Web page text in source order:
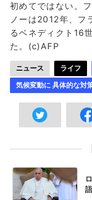
初めてではない。
ノーは2012年、フ
るベネディクト16
た。(c)AFP
ニュース ライフ
気候変動に 具体的な対